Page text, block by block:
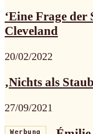
‘Eine Frage der
Cleveland
20/02/2022
‚Nichts als
27/09/2021
Werbung